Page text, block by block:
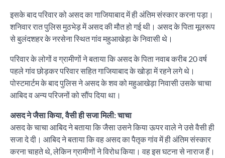
इसके बाद परिवार को असद का गाजियाबाद में ही अंतिम संस्कार करना पड़ा।
शनिवार रात पुलिस मुठभेड़ में असद की मौत हो गई थी। असद के पिता मूलरूप
से बुलंदशहर के नरसेना स्थित गांव महुआखेड़ा के निवासी थे।
परिवार के लोगों व ग्रामीणों ने बताया कि असद के पिता नवाब करीब 20 वर्ष
पहले गांव छोड़कर परिवार सहित गाजियाबाद के खोड़ा में रहने लगे थे।
पोस्टमार्टम के बाद पुलिस ने असद के शव को महुआखेड़ा निवासी उसके चाचा
आबिद व अन्य परिजनों को सौंप दिया था।
असद ने जैसा किया, वैसी ही सजा मिली: चाचा
असद के चाचा आबिद ने बताया कि जैसा उसने किया ऊपर वाले ने उसे वैसी ही
सजा दे दी। आबिद ने बताया कि वह असद का पैतृक गांव में ही अंतिम संस्कार
करना चाहते थे, लेकिन ग्रामीणों ने विरोध किया। वह इस घटना से नाराज हैं।